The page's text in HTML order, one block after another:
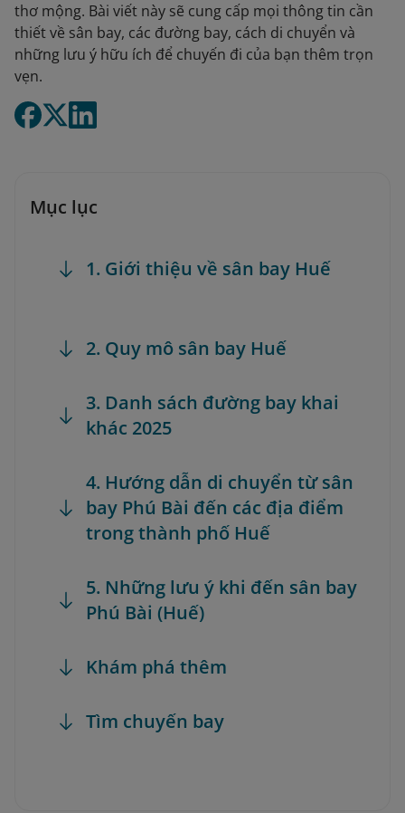
thơ mộng. Bài viết này sẽ cung cấp mọi thông tin cần
thiết về sân bay, các đường bay, cách di chuyển và
những lưu ý hữu ích để chuyến đi của bạn thêm trọn
vẹn.
Mục lục
1. Giới thiệu về sân bay Huế
2. Quy mô sân bay Huế
3. Danh sách đường bay khai
khác 2025
4. Hướng dẫn di chuyển từ sân
bay Phú Bài đến các địa điểm
trong thành phố Huế
5. Những lưu ý khi đến sân bay
Phú Bài (Huế)
Khám phá thêm
Tìm chuyến bay